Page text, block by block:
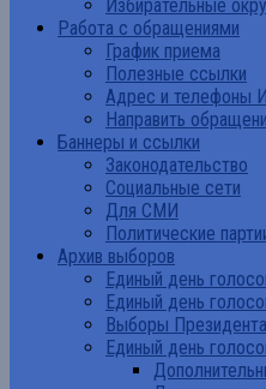
Избирательные
Работа с обращениями
График приема
Полезные ссылки
Адрес и телефоны
Направить
Баннеры и ссылки
Законодательство
Социальные сети
Для СМИ
Политические
Архив выборов
Единый день
Единый день
Выборы
Единый день